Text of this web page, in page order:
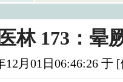
林 173：晕
12月01日06:46:26 于